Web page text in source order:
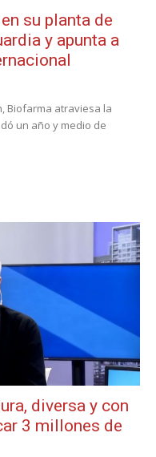
su planta de
y apunta a
Biofarma atraviesa la
un año y medio de
diversa y con
3 millones de